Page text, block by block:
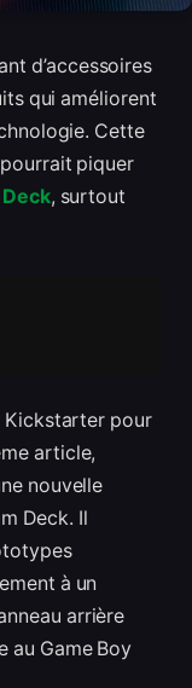
d’accessoires
qui améliorent
Cette
piquer
, surtout
Kickstarter pour
article,
nouvelle
Deck. Il
à un
arrière
au Game Boy